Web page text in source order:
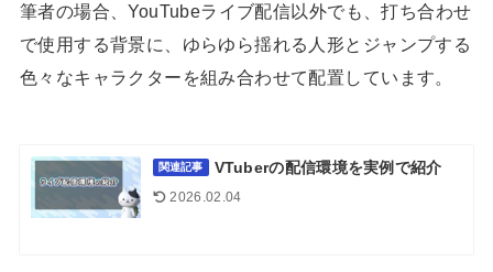
筆者の場合、YouTubeライブ配信以外でも、打ち合わせ
で使用する背景に、ゆらゆら揺れる人形とジャンプする
色々なキャラクターを組み合わせて配置しています。
関連記事 VTuberの配信環境を実例で紹介
2026.02.04